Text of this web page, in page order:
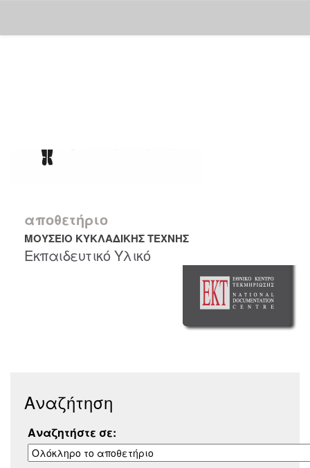
αποθετήριο
ΜΟΥΣΕΙΟ ΚΥΚΛΑΔΙΚΗΣ ΤΕΧΝΗΣ
Εκπαιδευτικό Υλικό
Αναζήτηση
Αναζητήστε σε: